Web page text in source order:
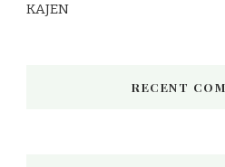
KAJEN
RECENT